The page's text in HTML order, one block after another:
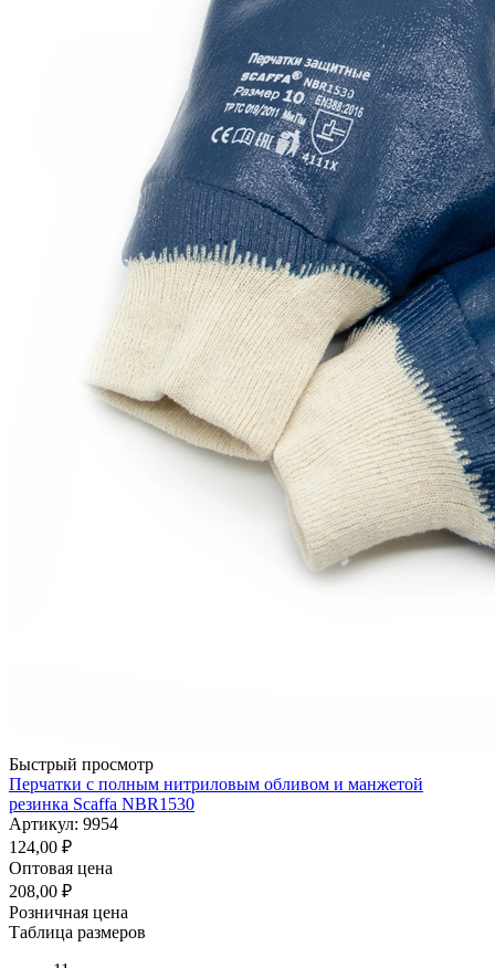
Быстрый просмотр
Перчатки с полным нитриловым обливом и манжетой
резинка Scaffa NBR1530
Артикул: 9954
124,00 ₽
Оптовая цена
208,00 ₽
Розничная цена
Таблица размеров